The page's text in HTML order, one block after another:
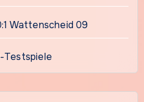
Wattenscheid 09
Testspiele